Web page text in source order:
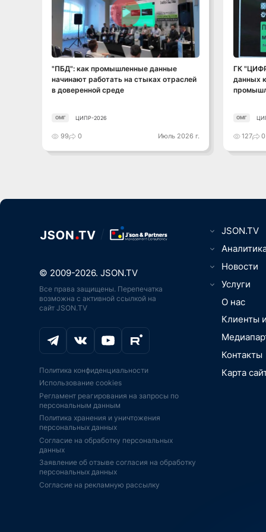
Смотреть видео
"ПБД": как промышленные данные
начинают работать на стыках отраслей
в доверенной среде
ОМГ ЦИПР-2026
99 0 Июль 2026 г.
ГК
данных
ОМГ
127 0
© 2009-2026. JSON.TV
Все права защищены. Перепечатка
возможна с активной ссылкой на
сайт JSON.TV
Политика конфиденциальности
Использование cookies
Регламент реагирования на запросы по
персональным данным
Политика хранения и уничтожения
персональных данных
Согласие на обработку персональных
данных
Заявление об отзыве согласия на обработку
персональных данных
Согласие на рекламную рассылку
JSON.TV
Телематика,
связь,
ИТ-рынок,
технологии,
BigData,
IoT, АСУ ТП,
ТВ, видео-,
ИТ, ПО,
интеграция
Транспорт,
автомобили
Аддитивные
Новости
Менеджмент
Дроны,
вещей,
Аддитивные
Услуги
О НАС
РЫНКИ.
IPO,
О нас
Клиенты
Контакты
Карта